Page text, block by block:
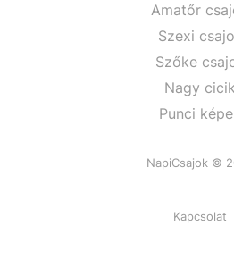
Amatőr
Szexi
Szőke
Nagy cicik
Punci
NapiCsajok ©
Kapcsolat